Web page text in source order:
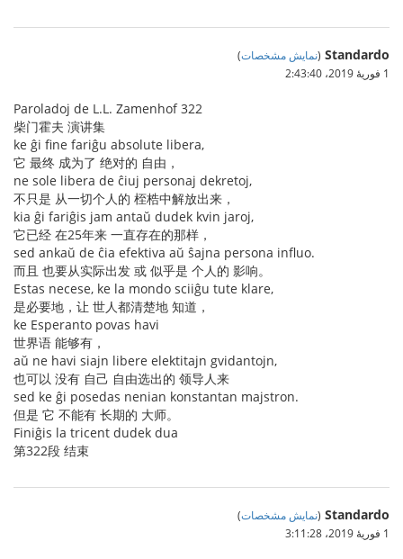
Standardo
(نمایش مشخصات)
1 فوریهٔ 2019،‏ 2:43:40
Paroladoj de L.L. Zamenhof 322
柴门霍夫 演讲集
ke ĝi fine fariĝu absolute libera,
它 最终 成为了 绝对的 自由，
ne sole libera de ĉiuj personaj dekretoj,
不只是 从一切个人的 桎梏中解放出来，
kia ĝi fariĝis jam antaŭ dudek kvin jaroj,
它已经 在25年来 一直存在的那样，
sed ankaŭ de ĉia efektiva aŭ ŝajna persona influo.
而且 也要从实际出发 或 似乎是 个人的 影响。
Estas necese, ke la mondo sciiĝu tute klare,
是必要地，让 世人都清楚地 知道，
ke Esperanto povas havi
世界语 能够有，
aŭ ne havi siajn libere elektitajn gvidantojn,
也可以 没有 自己 自由选出的 领导人来
sed ke ĝi posedas nenian konstantan majstron.
但是 它 不能有 长期的 大师。
Finiĝis la tricent dudek dua
第322段 结束
Standardo
(نمایش مشخصات)
1 فوریهٔ 2019،‏ 3:11:28